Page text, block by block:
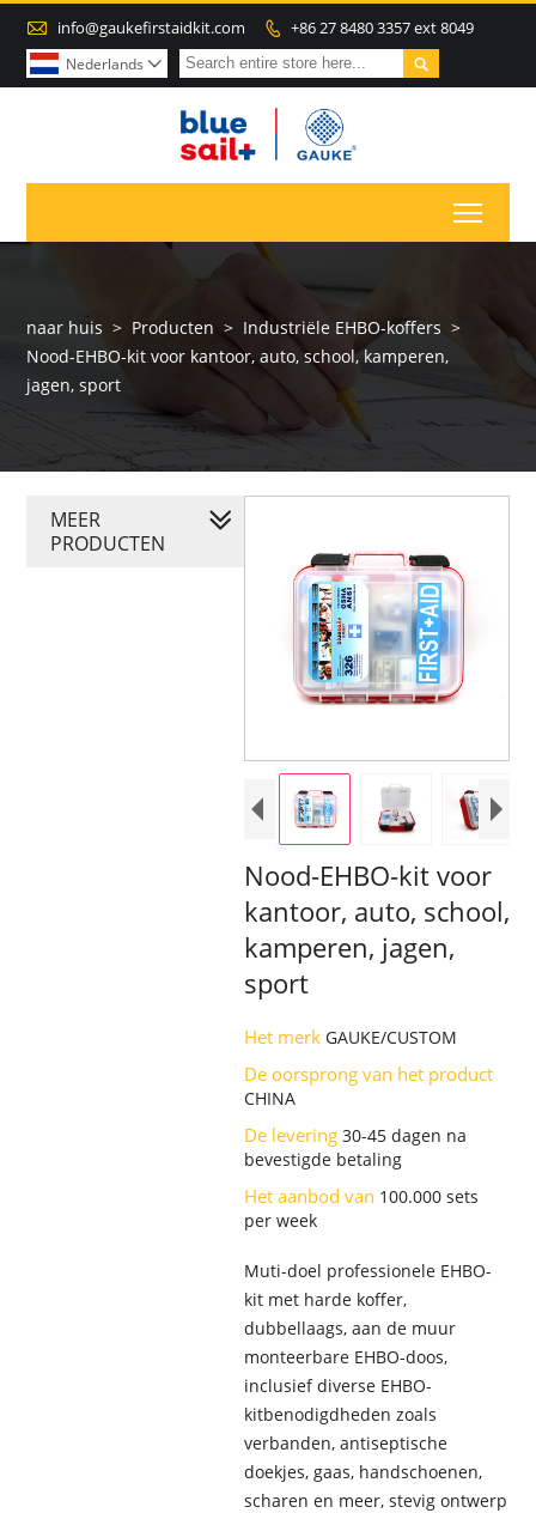
 info@gaukefirstaidkit.com  +86 27 8480 3357 ext 8049

Nederlands 
naar huis > Producten > Industriële EHBO-koffers >
Nood-EHBO-kit voor kantoor, auto, school, kamperen,
jagen, sport
Nood-EHBO-kit voor
kantoor, auto, school,
kamperen, jagen,
sport
Het merk GAUKE/CUSTOM
De oorsprong van het product
CHINA
De levering 30-45 dagen na
bevestigde betaling
Het aanbod van 100.000 sets
per week
Muti-doel professionele EHBO-
kit met harde koffer,
dubbellaags, aan de muur
monteerbare EHBO-doos,
inclusief diverse EHBO-
kitbenodigdheden zoals
verbanden, antiseptische
doekjes, gaas, handschoenen,
scharen en meer, stevig ontwerp
MEER
PRODUCTEN